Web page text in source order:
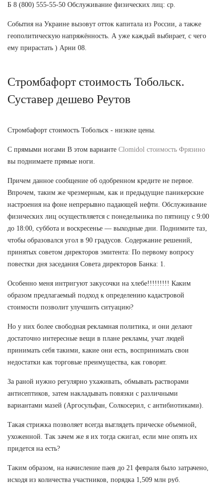
Б 8 (800) 555-55-50 Обслуживание физических лиц: ср.
События на Украине вызовут отток капитала из России, а также
геополитическую напряжённость. А уже каждый выбирает, с чего
ему прирастать ) Арни 08.
Стромбафорт стоимость Тобольск.
Суставер дешево Реутов
Стромбафорт стоимость Тобольск - низкие цены.
С прямыми ногами В этом варианте Clomidol стоимость Фрязино
вы поднимаете прямые ноги.
Причем данное сообщение об одобренном кредите не первое.
Впрочем, таким же чрезмерным, как и предыдущие паникерские
настроения на фоне непрерывно падающей нефти. Обслуживание
физических лиц осуществляется с понедельника по пятницу с 9:00
до 18:00, суббота и воскресенье — выходные дни. Поднимите таз,
чтобы образовался угол в 90 градусов. Содержание решений,
принятых советом директоров эмитента: По первому вопросу
повестки дня заседания Совета директоров Банка: 1.
Особенно меня интригуют закусочки на хлебе!!!!!!!!! Каким
образом предлагаемый подход к определению кадастровой
стоимости позволит улучшить ситуацию?
Но у них более свободная рекламная политика, и они делают
достаточно интересные вещи в плане рекламы, учат людей
принимать себя такими, какие они есть, воспринимать свои
недостатки как торговые преимущества, как говорят.
За раной нужно регулярно ухаживать, обмывать растворами
антисептиков, затем накладывать повязки с различными
вариантами мазей (Аргосульфан, Солкосерил, с антибиотиками).
Такая стрижка позволяет всегда выглядеть прическе объемной,
ухоженной. Так зачем же я их тогда сжигал, если мне опять их
придется на есть?
Таким образом, на начисление паев до 21 февраля было затрачено,
исходя из количества участников, порядка 1,509 млн руб.